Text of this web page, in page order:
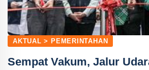
AKTUAL > PEMERINTAHAN
Sempat Vakum, Jalur